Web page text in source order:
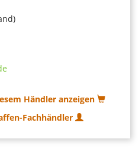
Händler anzeigen
Fachhändler